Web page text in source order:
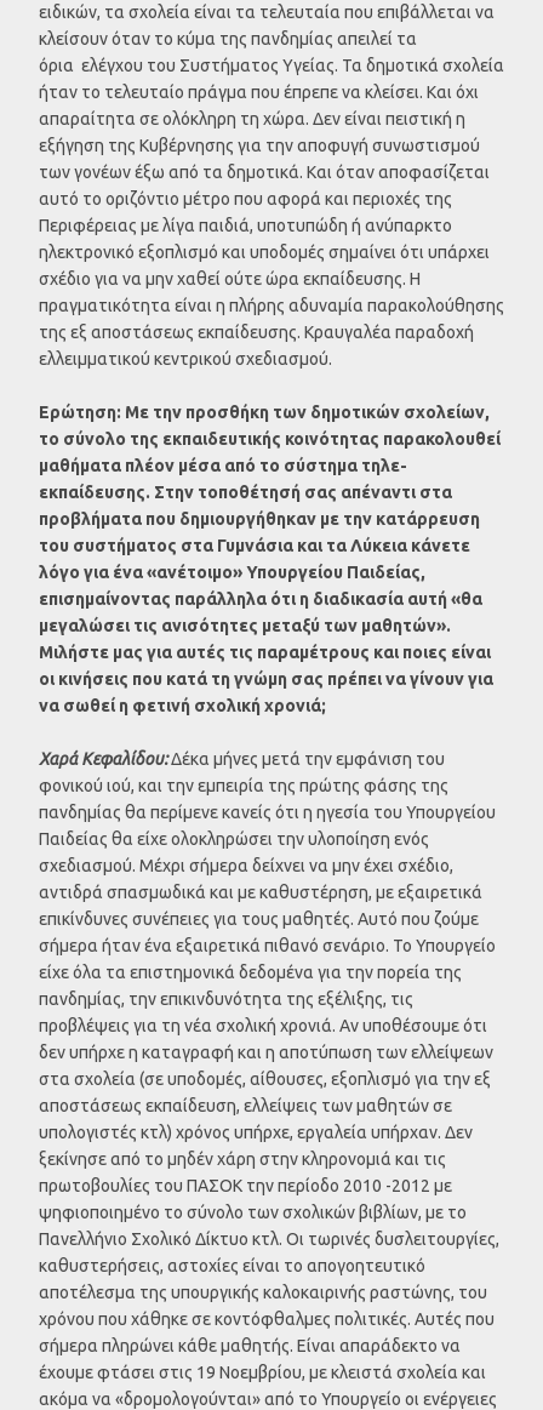
ειδικών, τα σχολεία είναι τα τελευταία που επιβάλλεται να
κλείσουν όταν το κύμα της πανδημίας απειλεί τα
όρια ελέγχου του Συστήματος Υγείας. Τα δημοτικά σχολεία
ήταν το τελευταίο πράγμα που έπρεπε να κλείσει. Και όχι
απαραίτητα σε ολόκληρη τη χώρα. Δεν είναι πειστική η
εξήγηση της Κυβέρνησης για την αποφυγή συνωστισμού
των γονέων έξω από τα δημοτικά. Και όταν αποφασίζεται
αυτό το οριζόντιο μέτρο που αφορά και περιοχές της
Περιφέρειας με λίγα παιδιά, υποτυπώδη ή ανύπαρκτο
ηλεκτρονικό εξοπλισμό και υποδομές σημαίνει ότι υπάρχει
σχέδιο για να μην χαθεί ούτε ώρα εκπαίδευσης. Η
πραγματικότητα είναι η πλήρης αδυναμία παρακολούθησης
της εξ αποστάσεως εκπαίδευσης. Κραυγαλέα παραδοχή
ελλειμματικού κεντρικού σχεδιασμού.
Ερώτηση: Με την προσθήκη των δημοτικών σχολείων,
το σύνολο της εκπαιδευτικής κοινότητας παρακολουθεί
μαθήματα πλέον μέσα από το σύστημα τηλε-
εκπαίδευσης. Στην τοποθέτησή σας απέναντι στα
προβλήματα που δημιουργήθηκαν με την κατάρρευση
του συστήματος στα Γυμνάσια και τα Λύκεια κάνετε
λόγο για ένα «ανέτοιμο» Υπουργείου Παιδείας,
επισημαίνοντας παράλληλα ότι η διαδικασία αυτή «θα
μεγαλώσει τις ανισότητες μεταξύ των μαθητών».
Μιλήστε μας για αυτές τις παραμέτρους και ποιες είναι
οι κινήσεις που κατά τη γνώμη σας πρέπει να γίνουν για
να σωθεί η φετινή σχολική χρονιά;
Χαρά Κεφαλίδου:Δέκα μήνες μετά την εμφάνιση του
φονικού ιού, και την εμπειρία της πρώτης φάσης της
πανδημίας θα περίμενε κανείς ότι η ηγεσία του Υπουργείου
Παιδείας θα είχε ολοκληρώσει την υλοποίηση ενός
σχεδιασμού. Μέχρι σήμερα δείχνει να μην έχει σχέδιο,
αντιδρά σπασμωδικά και με καθυστέρηση, με εξαιρετικά
επικίνδυνες συνέπειες για τους μαθητές. Αυτό που ζούμε
σήμερα ήταν ένα εξαιρετικά πιθανό σενάριο. Το Υπουργείο
είχε όλα τα επιστημονικά δεδομένα για την πορεία της
πανδημίας, την επικινδυνότητα της εξέλιξης, τις
προβλέψεις για τη νέα σχολική χρονιά. Αν υποθέσουμε ότι
δεν υπήρχε η καταγραφή και η αποτύπωση των ελλείψεων
στα σχολεία (σε υποδομές, αίθουσες, εξοπλισμό για την εξ
αποστάσεως εκπαίδευση, ελλείψεις των μαθητών σε
υπολογιστές κτλ) χρόνος υπήρχε, εργαλεία υπήρχαν. Δεν
ξεκίνησε από το μηδέν χάρη στην κληρονομιά και τις
πρωτοβουλίες του ΠΑΣΟΚ την περίοδο 2010 -2012 με
ψηφιοποιημένο το σύνολο των σχολικών βιβλίων, με το
Πανελλήνιο Σχολικό Δίκτυο κτλ. Οι τωρινές δυσλειτουργίες,
καθυστερήσεις, αστοχίες είναι το απογοητευτικό
αποτέλεσμα της υπουργικής καλοκαιρινής ραστώνης, του
χρόνου που χάθηκε σε κοντόφθαλμες πολιτικές. Αυτές που
σήμερα πληρώνει κάθε μαθητής. Είναι απαράδεκτο να
έχουμε φτάσει στις 19 Νοεμβρίου, με κλειστά σχολεία και
ακόμα να «δρομολογούνται» από το Υπουργείο οι ενέργειες